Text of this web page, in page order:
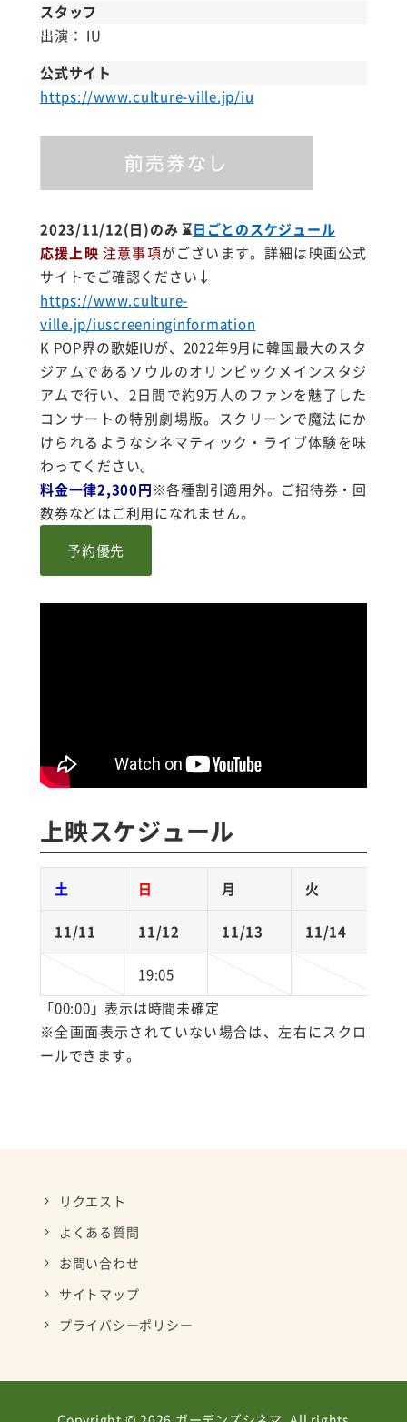
スタッフ
出演： IU
公式サイト
https://www.culture-ville.jp/iu
2023/11/12(日)のみ⌛日ごとのスケジュール
応援上映 注意事項がございます。詳細は映画公式
サイトでご確認ください↓
https://www.culture-
ville.jp/iuscreeninginformation
K POP界の歌姫IUが、2022年9月に韓国最大のスタ
ジアムであるソウルのオリンピックメインスタジ
アムで行い、2日間で約9万人のファンを魅了した
コンサートの特別劇場版。 スクリーンで魔法にか
けられるようなシネマティック・ライブ体験を味
わってください。
料金一律2,300円※各種割引適用外。ご招待券・回
数券などはご利用になれません。
予約優先
上映スケジュール
土 日 月 火
11/11 11/12 11/13 11/14
19:05
「00:00」表示は時間未確定
※全画面表示されていない場合は、左右にスクロ
ールできます。
リクエスト
よくある質問
お問い合わせ
サイトマップ
プライバシーポリシー